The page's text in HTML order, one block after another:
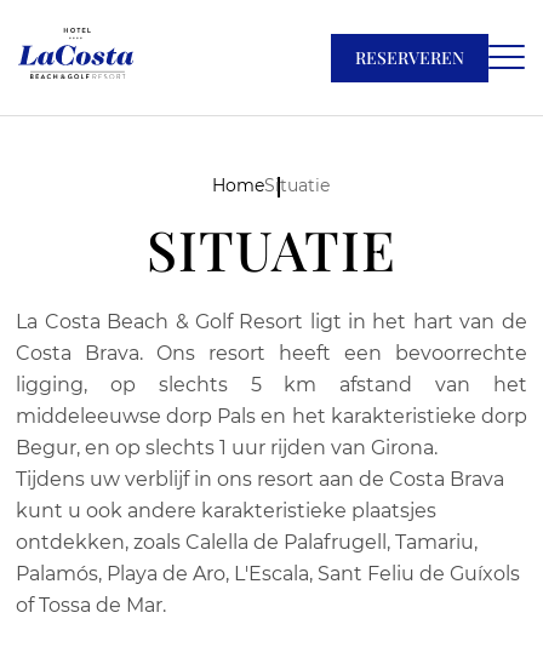
RESERVEREN
HomeSituatie
SITUATIE
La Costa Beach & Golf Resort ligt in het hart van de
Costa Brava. Ons resort heeft een bevoorrechte
ligging, op slechts 5 km afstand van het
middeleeuwse dorp Pals en het karakteristieke dorp
Begur, en op slechts 1 uur rijden van Girona.
Tijdens uw verblijf in ons resort aan de Costa Brava
kunt u ook andere karakteristieke plaatsjes
ontdekken, zoals Calella de Palafrugell, Tamariu,
Palamós, Playa de Aro, L'Escala, Sant Feliu de Guíxols
of Tossa de Mar.